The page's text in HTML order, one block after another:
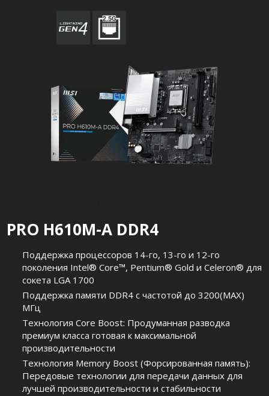
PRO H610M-A DDR4
Поддержка процессоров 14-го, 13-го и 12-го
поколения Intel® Core™, Pentium® Gold и Celeron® для
сокета LGA 1700
Поддержка памяти DDR4 с частотой до 3200(MAX)
МГц
Технология Core Boost: Продуманная разводка
премиум класса готовая к максимальной
производительности
Технология Memory Boost (Форсированная память):
Передовые технологии для передачи данных для
лучшей производительности и стабильности